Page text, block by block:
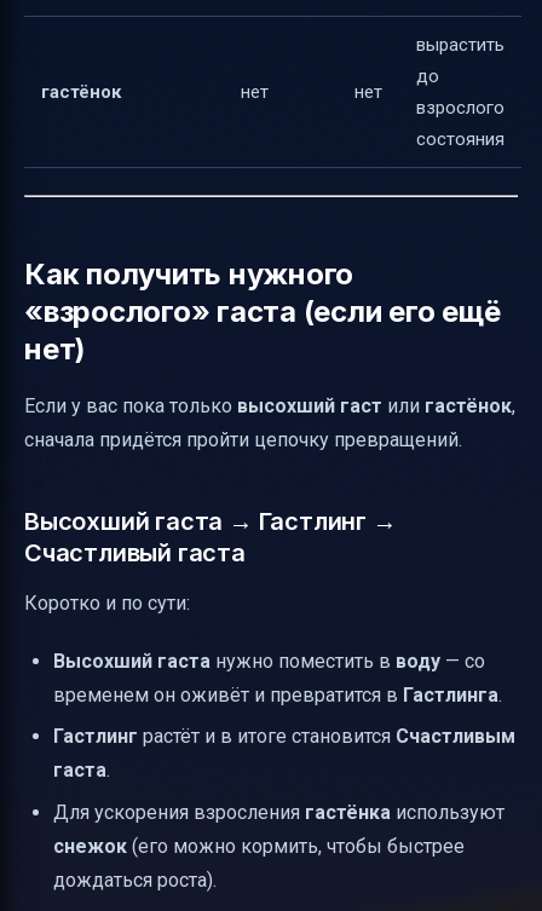
гастёнок нет нет
вырастить
до
взрослого
состояния
Как получить нужного
«взрослого» гаста (если его ещё
нет)
Если у вас пока только высохший гаст или гастёнок,
сначала придётся пройти цепочку превращений.
Высохший гаста → Гастлинг →
Счастливый гаста
Коротко и по сути:
Высохший гаста нужно поместить в воду — со
временем он оживёт и превратится в Гастлинга.
Гастлинг растёт и в итоге становится Счастливым
гаста.
Для ускорения взросления гастёнка используют
снежок (его можно кормить, чтобы быстрее
дождаться роста).